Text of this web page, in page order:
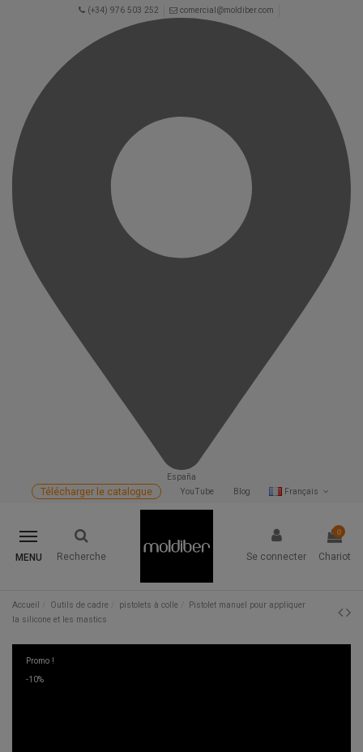
(+34) 976 503 252 comercial@moldiber.com
España
Français
Blog
YouTube
Télécharger le catalogue
MENU Recherche Se connecter
0
Chariot
Accueil Outils de cadre pistolets à colle
Pistolet manuel pour appliquer
la silicone et les mastics
Promo !
-10%